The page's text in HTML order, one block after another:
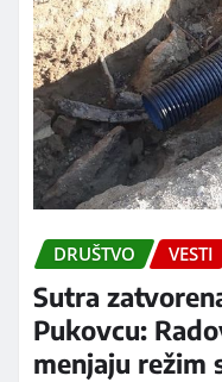
DRUŠTVO VESTI
Sutra
Pukovcu:
menjaju režim